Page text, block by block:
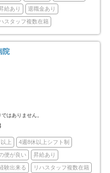
八王子市 130
武蔵野市 51
町田市 127
小平市 35
東村山市 36
給あり 退職金あり
スタッフ複数在籍
院
はありません。
上 4週8休以上シフト制
便が良い 昇給あり
験出来る リハスタッフ複数在籍